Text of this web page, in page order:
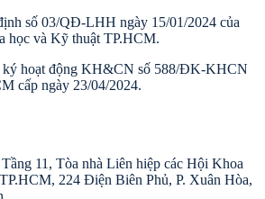
số 03/QĐ-LHH ngày 15/01/2024 của
học và Kỹ thuật TP.HCM.
ký hoạt động KH&CN số 588/ĐK-KHCN
cấp ngày 23/04/2024.
11, Tòa nhà Liên hiệp các Hội Khoa
224 Điện Biên Phủ, P. Xuân Hòa,